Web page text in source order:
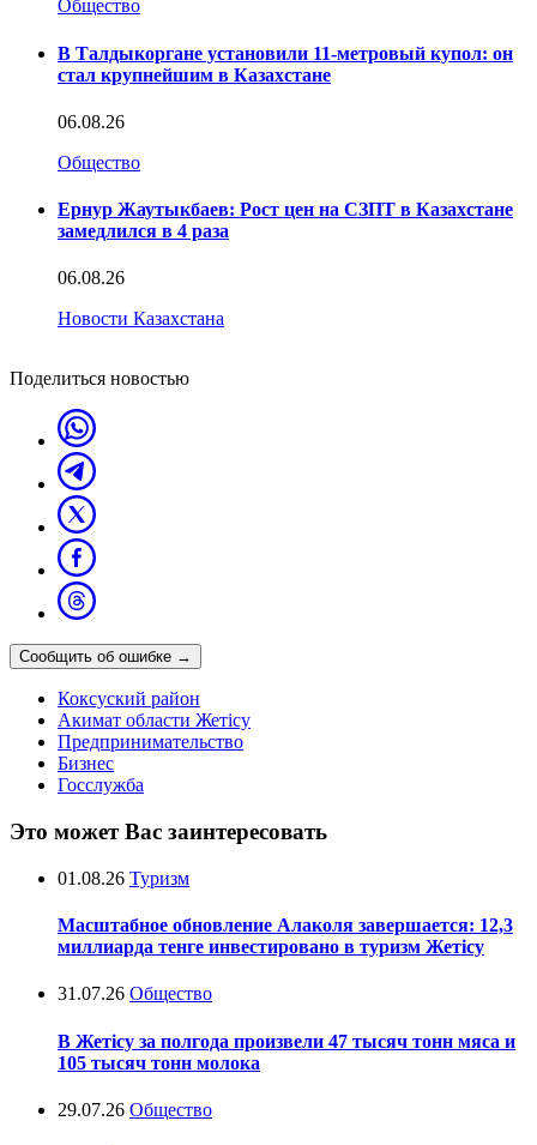
Общество
В Талдыкоргане установили 11-метровый купол: он
стал крупнейшим в Казахстане
06.08.26
Общество
Ернур Жаутыкбаев: Рост цен на СЗПТ в Казахстане
замедлился в 4 раза
06.08.26
Новости Казахстана
Поделиться новостью
Сообщить об ошибке →
Коксуский район
Акимат области Жетісу
Предпринимательство
Бизнес
Госслужба
Это может Вас заинтересовать
01.08.26 Туризм
Масштабное обновление Алаколя завершается: 12,3
миллиарда тенге инвестировано в туризм Жетісу
31.07.26 Общество
В Жетісу за полгода произвели 47 тысяч тонн мяса и
105 тысяч тонн молока
29.07.26 Общество